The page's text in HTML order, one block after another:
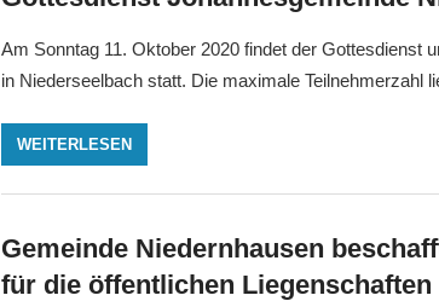
Am Sonntag 11. Oktober 2020 findet der Gottesdienst
in Niederseelbach statt. Die maximale Teilnehmerzahl
WEITERLESEN
Gemeinde Niedernhausen
für die öffentlichen Liegenschaften